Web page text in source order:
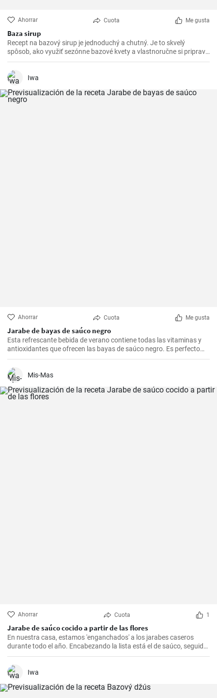
Ahorrar Cuota Me gusta
Baza sirup
Recept na bazový sirup je jednoduchý a chutný. Je to skvelý
spôsob, ako využiť sezónne bazové kvety a vlastnoručne si pripraviť
domáci sirup, ktorý sa hodí na prípravu osviežujúcich nápojov.
Iwa
Ahorrar Cuota Me gusta
Jarabe de bayas de saúco negro
Esta refrescante bebida de verano contiene todas las vitaminas y
antioxidantes que ofrecen las bayas de saúco negro. Es perfecto
para enfriarse en los calurosos días de verano.
Mis-Mas
Ahorrar Cuota 1
Jarabe de saúco cocido a partir de las flores
En nuestra casa, estamos 'enganchados' a los jarabes caseros
durante todo el año. Encabezando la lista está el de saúco, seguido
de cerca por el de menta y el de tilo, que preparo de la misma
manera que el de saúco. Pruébalo, el jarabe es refrescante y
perfecto para los días de verano. 🌞
Iwa